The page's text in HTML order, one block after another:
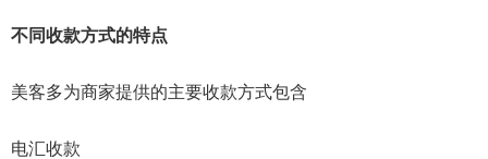
不同收款方式的特点
美客多为商家提供的主要收款方式包含
电汇收款